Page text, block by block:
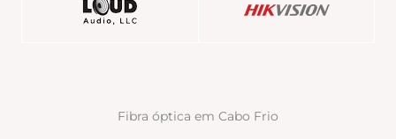
Fibra óptica em Cabo Frio